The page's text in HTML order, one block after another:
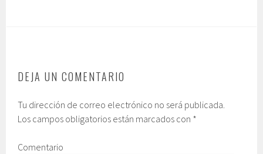
DEJA UN COMENTARIO
Tu dirección de correo electrónico no será publicada.
Los campos obligatorios están marcados con *
Comentario